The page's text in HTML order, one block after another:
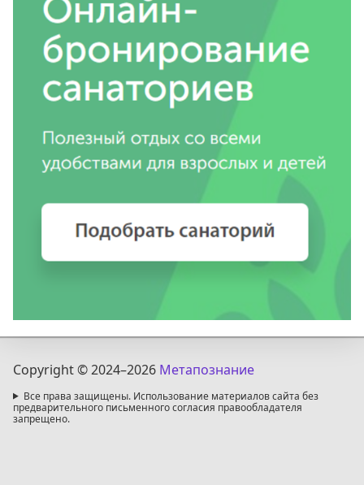
Copyright © 2024–2026 Метапознание
Все права защищены. Использование материалов сайта без
предварительного письменного согласия правообладателя
запрещено.